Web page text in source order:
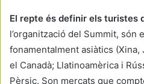
El repte és definir els turistes
l’organització del Summit, són
fonamentalment asiàtics (Xina,
el Canadà; Llatinoamèrica i
Pèrsic. Son mercats que